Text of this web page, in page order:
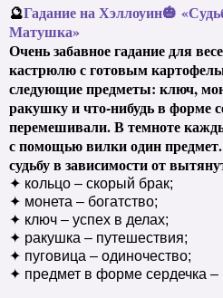
🔮Гадание на Хэллоуин🎃
Матушка»
Очень забавное гадание для
кастрюлю с готовым
следующие предметы: ключ,
ракушку и что-нибудь в форме
перемешивали. В темноте
с помощью вилки один
судьбу в зависимости от
✦ кольцо – скорый брак;
✦ монета – богатство;
✦ ключ – успех в делах;
✦ ракушка – путешествия;
✦ пуговица – одиночество;
✦ предмет в форме сердечка –